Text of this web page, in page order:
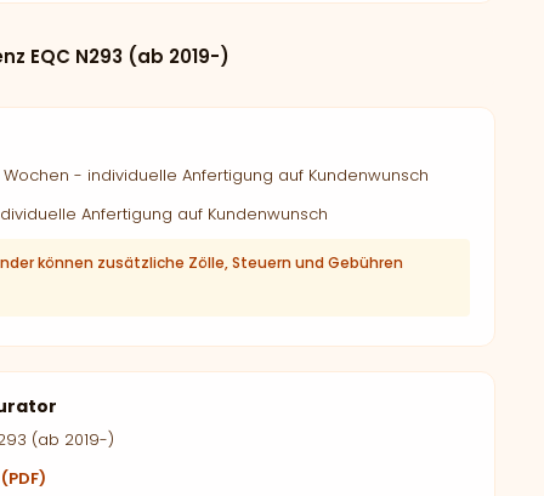
EQC N293 (ab 2019-)
- individuelle Anfertigung auf Kundenwunsch
Anfertigung auf Kundenwunsch
können zusätzliche Zölle, Steuern und Gebühren
(ab 2019-)